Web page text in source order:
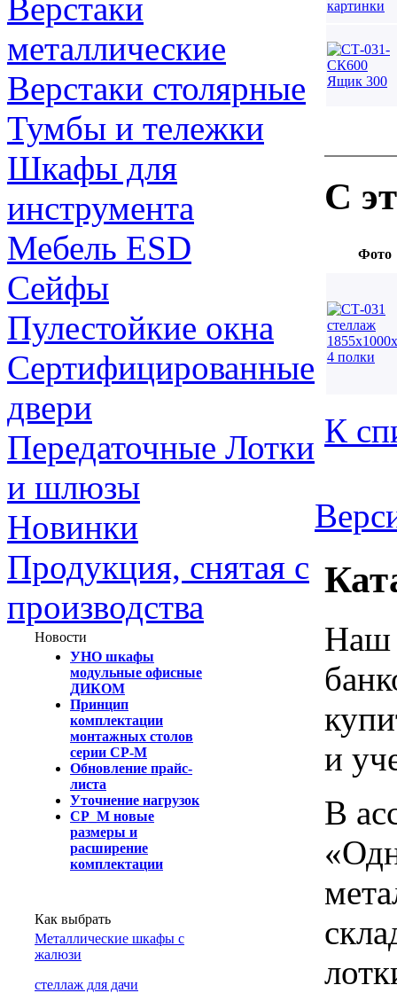
Верстаки
металлические
Верстаки столярные
Тумбы и тележки
Шкафы для
инструмента
Мебель ESD
Сейфы
Пулестойкие окна
Сертифицированные
двери
Передаточные Лотки
и шлюзы
Новинки
Продукция, снятая с
производства
Новости
УНО шкафы
модульные офисные
ДИКОМ
Принцип
комплектации
монтажных столов
серии СР-М
Обновление прайс-
листа
Уточнение нагрузок
СР_М новые
размеры и
расширение
комплектации
Как выбрать
Металлические шкафы с
жалюзи
cтеллаж для дачи
С
Фото
К
Наш
и
В